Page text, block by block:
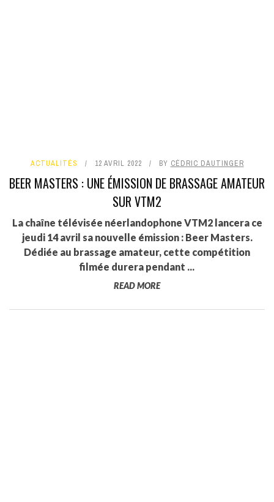
ACTUALITÉS 12 AVRIL 2022 BY CÉDRIC DAUTINGER
BEER MASTERS : UNE ÉMISSION DE BRASSAGE AMATEUR
SUR VTM2
La chaîne télévisée néerlandophone VTM2 lancera ce
jeudi 14 avril sa nouvelle émission : Beer Masters.
Dédiée au brassage amateur, cette compétition
filmée durera pendant ...
READ MORE